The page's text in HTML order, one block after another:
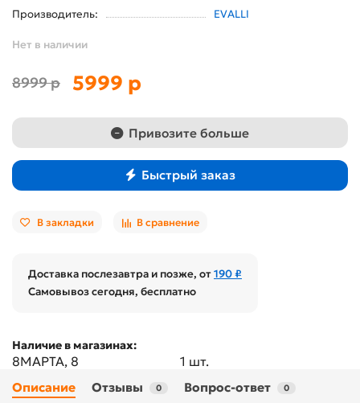
Производитель: EVALLI
Нет в наличии
8999 р 5999 р
Привозите больше
Быстрый заказ
В закладки В сравнение
Доставка послезавтра и позже, от190 ₽
Самовывоз сегодня, бесплатно
Наличие в магазинах:
8МАРТА, 8 1 шт.
Описание Отзывы 0 Вопрос-ответ 0